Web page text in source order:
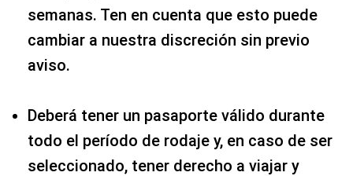
semanas. Ten en cuenta que esto puede
cambiar a nuestra discreción sin previo
aviso.
Deberá tener un pasaporte válido durante
todo el período de rodaje y, en caso de ser
seleccionado, tener derecho a viajar y